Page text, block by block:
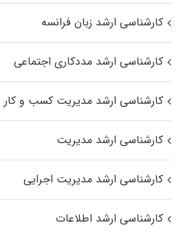
کارشناسی ارشد زبان فرانسه
کارشناسی ارشد مددکاری اجتماعی
کارشناسی ارشد مدیریت کسب و کار
کارشناسی ارشد مدیریت
کارشناسی ارشد مدیریت اجرایی
کارشناسی ارشد اطلاعات